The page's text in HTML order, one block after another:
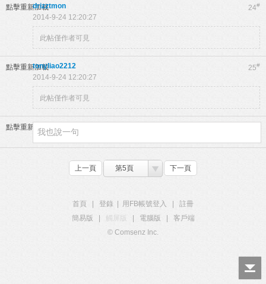
點擊重新加載 24#
drizztmon
2014-9-24 12:20:27
此帖僅作者可見
點擊重新加載 25#
tonyliao2212
2014-9-24 12:20:27
此帖僅作者可見
點擊重新加載
上一頁 第5頁 下一頁
首頁 登錄 用FB帳號登入
註冊
簡易版
觸屏版 電腦版
客戶端
© Comsenz Inc.